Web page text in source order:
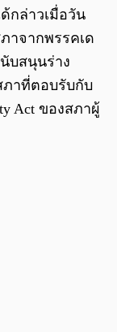
กล่าวเมื่อวัน
าจากพรรคเด
บสนุนร่าง
ภาที่ตอบรับกับ
Act ของสภาผู้